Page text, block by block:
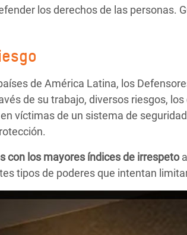
los derechos de las personas.
de América Latina, los
de su trabajo, diversos riesgos,
víctimas de un sistema de
con los mayores índices de irrespeto
tipos de poderes que intentan